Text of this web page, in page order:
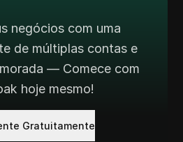
negócios com uma
de múltiplas contas e
— Comece com
hoje mesmo!
Gratuitamente